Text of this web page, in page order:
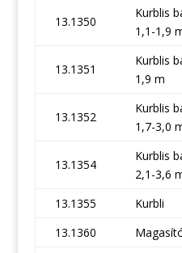
13.1350
Kurblis
1,1-1,9
13.1351
Kurblis
1,9 m
13.1352
Kurblis
1,7-3,0
13.1354
Kurblis
2,1-3,6
13.1355 Kurbli
13.1360